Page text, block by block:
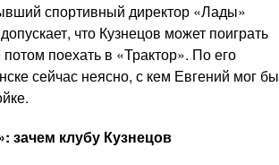
спортивный директор «Лады»
что Кузнецов может поиграть
поехать в «Трактор». По его
сейчас неясно, с кем Евгений мог бы
зачем клубу Кузнецов